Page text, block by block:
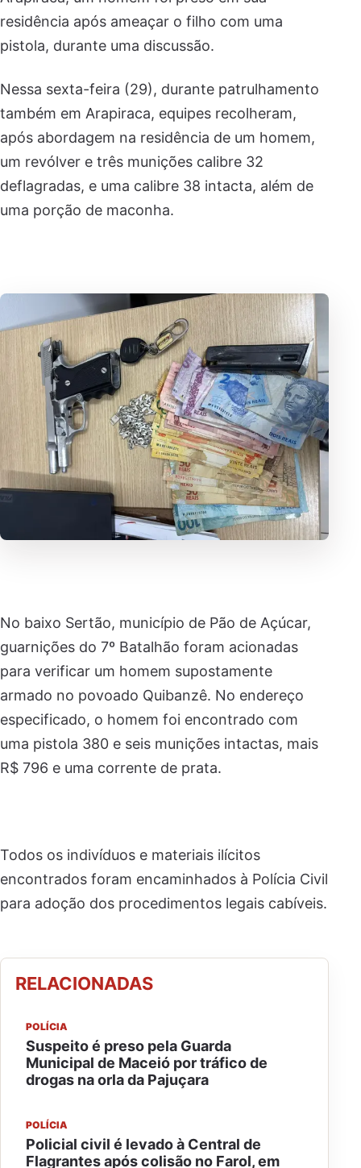
residência após ameaçar o filho com uma
pistola, durante uma discussão.
Nessa sexta-feira (29), durante patrulhamento
também em Arapiraca, equipes recolheram,
após abordagem na residência de um homem,
um revólver e três munições calibre 32
deflagradas, e uma calibre 38 intacta, além de
uma porção de maconha.
No baixo Sertão, município de Pão de Açúcar,
guarnições do 7º Batalhão foram acionadas
para verificar um homem supostamente
armado no povoado Quibanzê. No endereço
especificado, o homem foi encontrado com
uma pistola 380 e seis munições intactas, mais
R$ 796 e uma corrente de prata.
Todos os indivíduos e materiais ilícitos
encontrados foram encaminhados à Polícia Civil
para adoção dos procedimentos legais cabíveis.
RELACIONADAS
POLÍCIA
Suspeito é preso pela Guarda
Municipal de Maceió por tráfico de
drogas na orla da Pajuçara
POLÍCIA
Policial civil é levado à Central de
Flagrantes após colisão no Farol, em